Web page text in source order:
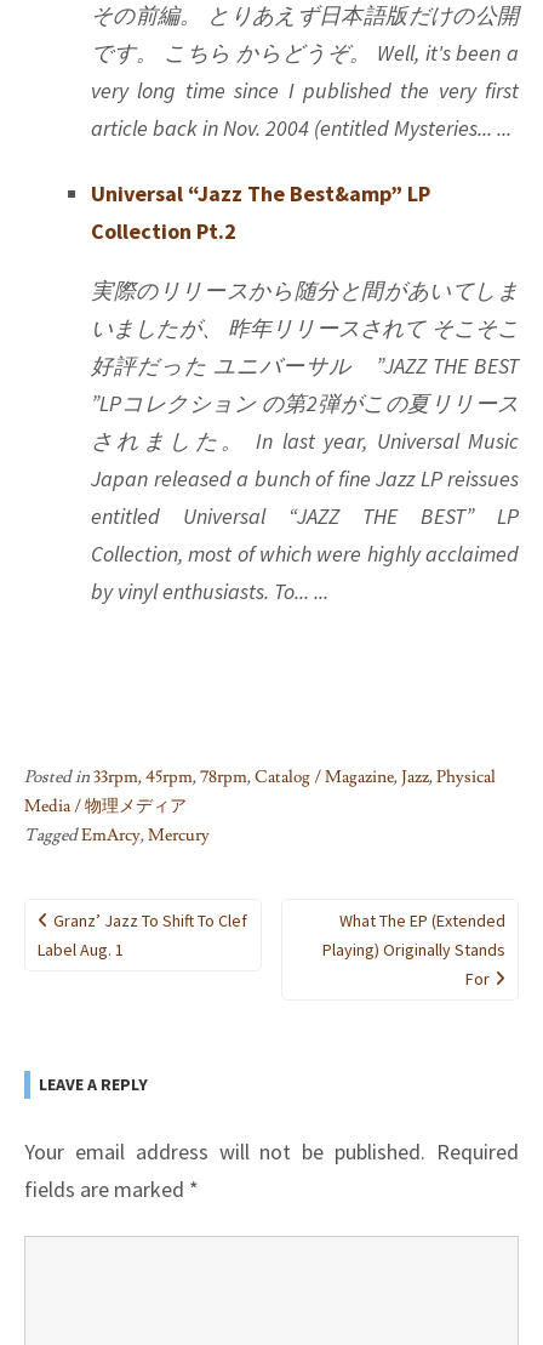
その前編。 とりあえず日本語版だけの公開
です。 こちら からどうぞ。 Well, it's been a
very long time since I published the very first
article back in Nov. 2004 (entitled Mysteries... ...
Universal “Jazz The Best&amp” LP
Collection Pt.2
実際のリリースから随分と間があいてしま
いましたが、 昨年リリースされて そこそこ
好評だった ユニバーサル ”JAZZ THE BEST
”LPコレクション の第2弾がこの夏リリース
されました。 In last year, Universal Music
Japan released a bunch of fine Jazz LP reissues
entitled Universal “JAZZ THE BEST” LP
Collection, most of which were highly acclaimed
by vinyl enthusiasts. To... ...
Posted in33rpm,45rpm,78rpm,Catalog / Magazine,Jazz,Physical
Media / 物理メディア
TaggedEmArcy,Mercury
Post
navigation
Granz’ Jazz To Shift To Clef
Label Aug. 1
What The EP (Extended
Playing) Originally Stands
For
LEAVE A REPLY
Your email address will not be published. Required
fields are marked *